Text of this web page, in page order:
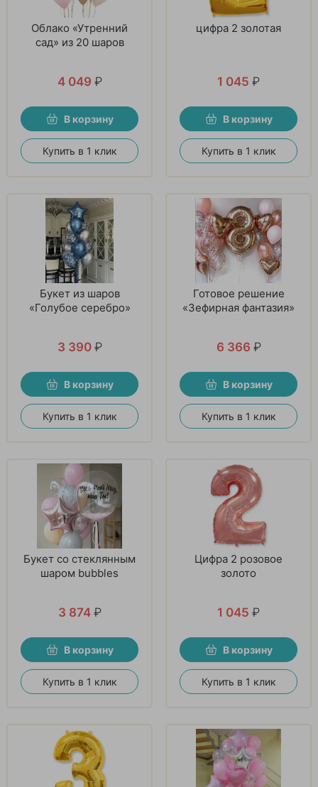
Облако «Утренний
сад» из 20 шаров
4 049 ₽
В корзину
Купить в 1 клик
цифра 2 золотая
1 045 ₽
В корзину
Купить в 1 клик
Букет из шаров
«Голубое серебро»
3 390 ₽
В корзину
Купить в 1 клик
Готовое решение
«Зефирная фантазия»
6 366 ₽
В корзину
Купить в 1 клик
Букет со стеклянным
шаром bubbles
3 874 ₽
В корзину
Купить в 1 клик
Цифра 2 розовое
золото
1 045 ₽
В корзину
Купить в 1 клик